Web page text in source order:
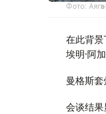
Фото:
在此背
埃明·阿
曼格斯
会谈结果